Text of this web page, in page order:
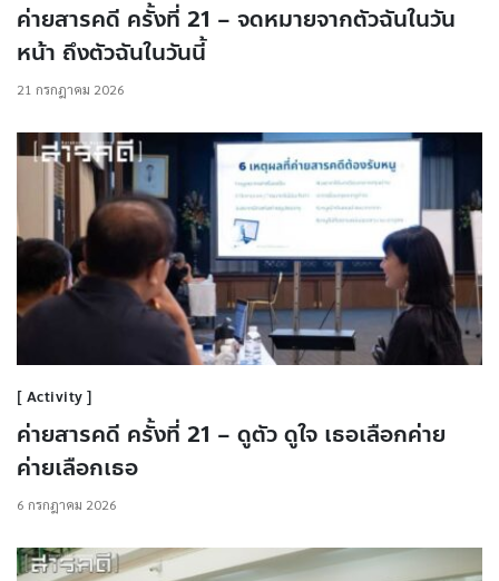
ค่ายสารคดี ครั้งที่ 21 – จดหมายจากตัวฉันในวัน
หน้า ถึงตัวฉันในวันนี้
21 กรกฎาคม 2026
Activity
ค่ายสารคดี ครั้งที่ 21 – ดูตัว ดูใจ เธอเลือกค่าย
ค่ายเลือกเธอ
6 กรกฎาคม 2026